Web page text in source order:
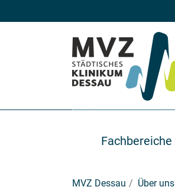
Fachbereiche
Sie sind hier:
MVZ Dessau Über uns